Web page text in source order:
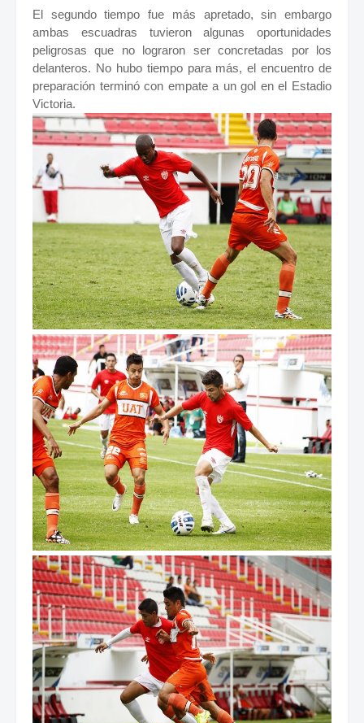
El segundo tiempo fue más apretado, sin embargo
ambas escuadras tuvieron algunas oportunidades
peligrosas que no lograron ser concretadas por los
delanteros. No hubo tiempo para más, el encuentro de
preparación terminó con empate a un gol en el Estadio
Victoria.